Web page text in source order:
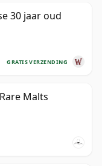
30 jaar oud
GRATIS VERZENDING
Malts